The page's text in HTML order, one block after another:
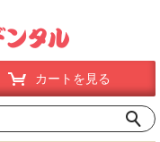
カートを見る